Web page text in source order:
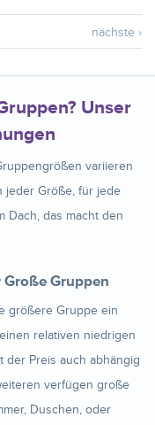
nächste ›
Unser
variieren
jeder Größe, für jede
Dach, das macht den
Gruppen
größere Gruppe ein
relativen niedrigen
der Preis auch abhängig
verfügen große
Duschen, oder